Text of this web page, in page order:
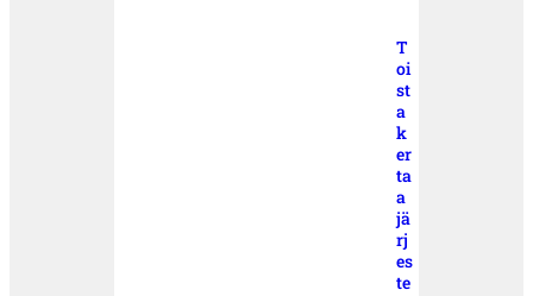
T
oi
st
a
k
er
ta
a
jä
rj
es
te